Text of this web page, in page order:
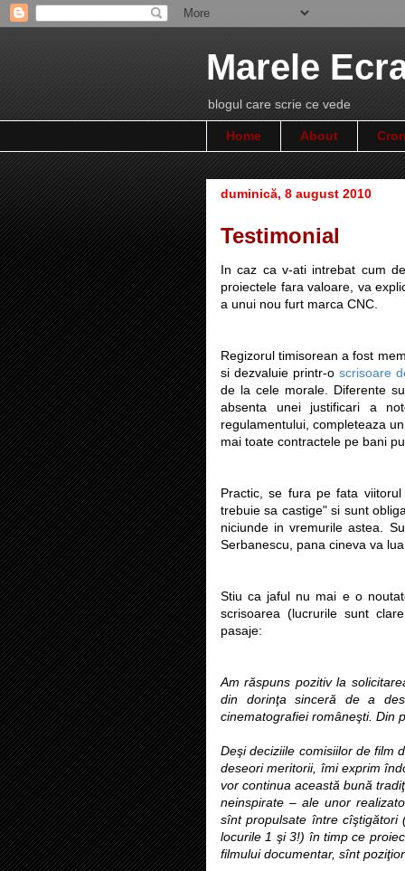
Marele
blogul care scrie ce vede
Home About
duminică, 8 august 2010
Testimonial
In caz ca v-ati intrebat cum
proiectele fara valoare, va
a unui nou furt marca CNC.
Regizorul timisorean a fost
si dezvaluie printr-oscrisoare
de la cele morale. Diferente
absenta unei justificari a
regulamentului, completeaza
mai toate contractele pe bani
Practic, se fura pe fata
trebuie sa castige" si sunt
niciunde in vremurile astea.
Serbanescu, pana cineva va
Stiu ca jaful nu mai e o
scrisoarea (lucrurile sunt
pasaje:
Am răspuns pozitiv la
din dorinţa sinceră de a
cinematografiei româneşti. Din
Deşi deciziile comisiilor de film
deseori meritorii, îmi exprim
vor continua această bună
neinspirate – ale unor
sînt propulsate între cîştigători
locurile 1 şi 3!) în timp ce
filmului documentar, sînt